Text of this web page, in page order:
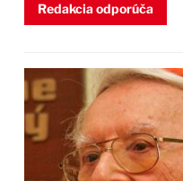
Redakcia odporúča